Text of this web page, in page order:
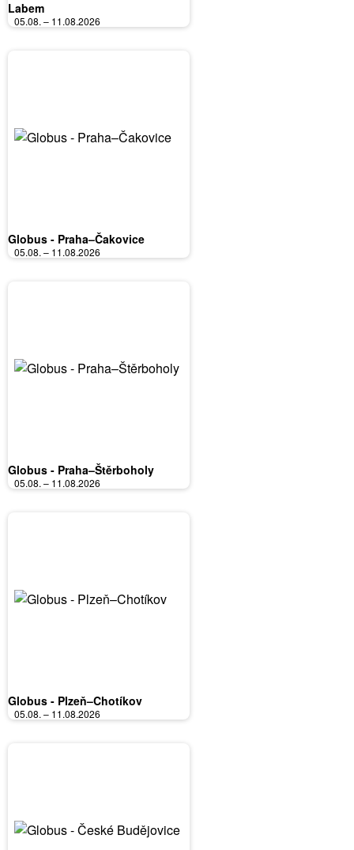
Labem
05.08. – 11.08.2026
Globus - Praha–Čakovice
05.08. – 11.08.2026
Globus - Praha–Štěrboholy
05.08. – 11.08.2026
Globus - Plzeň–Chotíkov
05.08. – 11.08.2026